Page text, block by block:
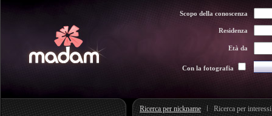
Scopo della conoscenza
Residenza
Età da
Con la fotografia
Ricerca per nickname Ricerca per interessi